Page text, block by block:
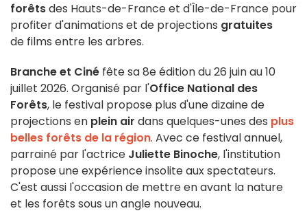
forêtsdes Hauts-de-France et d'Île-de-France pour
profiter d'animations et de projections gratuites
de films entre les arbres.
Branche et Ciné fête sa 8e édition du 26 juin au 10
juillet 2026. Organisé par l'Office National des
Forêts, le festival propose plus d'une dizaine de
projections en plein air dans quelques-unes des plus
belles forêts de la région. Avec ce festival annuel,
parrainé par l'actrice Juliette Binoche, l'institution
propose une expérience insolite aux spectateurs.
C'est aussi l'occasion de mettre en avant la nature
et les forêts sous un angle nouveau.